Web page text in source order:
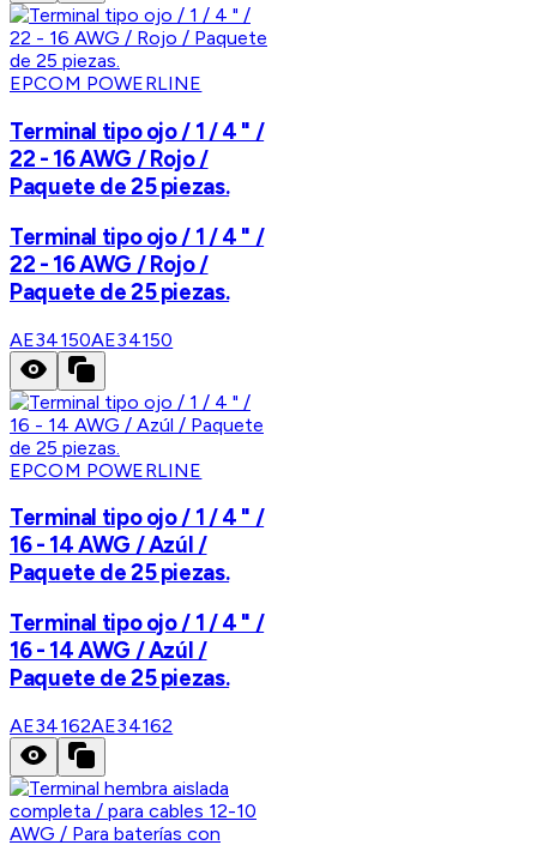
EPCOM POWERLINE
Terminal tipo ojo / 1 / 4 " /
22 - 16 AWG / Rojo /
Paquete de 25 piezas.
Terminal tipo ojo / 1 / 4 " /
22 - 16 AWG / Rojo /
Paquete de 25 piezas.
AE34150AE34150
EPCOM POWERLINE
Terminal tipo ojo / 1 / 4 " /
16 - 14 AWG / Azúl /
Paquete de 25 piezas.
Terminal tipo ojo / 1 / 4 " /
16 - 14 AWG / Azúl /
Paquete de 25 piezas.
AE34162AE34162